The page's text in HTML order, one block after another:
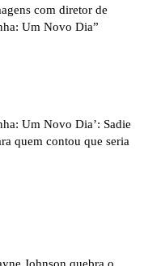
com diretor de
Um Novo Dia”
Um Novo Dia’: Sadie
quem contou que seria